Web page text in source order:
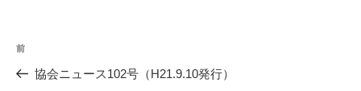
投
稿
過
去
前
協会ニュース102号（H21.9.10発行）